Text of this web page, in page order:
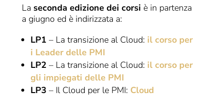
La seconda edizione dei corsi è in partenza
a giugno ed è indirizzata a:
LP1 – La transizione al Cloud: il corso per
i Leader delle PMI
LP2 – La transizione al Cloud: il corso per
gli impiegati delle PMI
LP3 – Il Cloud per le PMI: Cloud